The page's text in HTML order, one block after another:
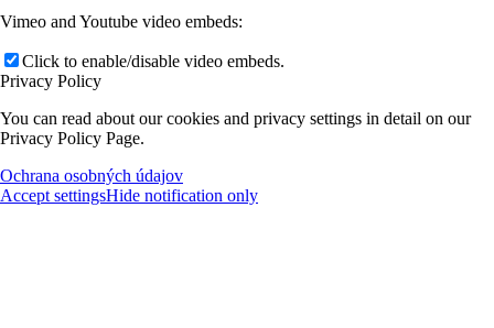
Vimeo and Youtube video embeds:
Click to enable/disable video embeds.
Privacy Policy
You can read about our cookies and privacy settings in detail on our
Privacy Policy Page.
Ochrana osobných údajov
Accept settingsHide notification only